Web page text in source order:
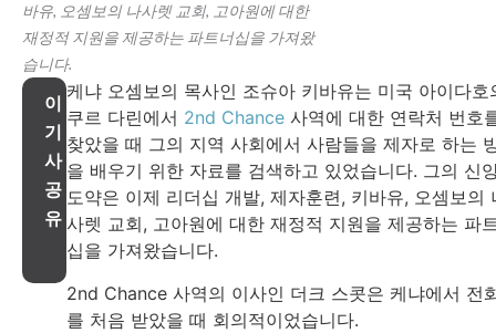
바유, 오셈보의 나사렛 교회, 고아원에 대한
재정적 지원을 제공하는 파트너십을 가져왔
습니다.
이
기
사
공
유
케냐 오셈보의 목사인 조슈아 키바유는 미국 아이다호
쿠르 다린에서 2nd Chance 사역에 대한 연락처 번호
찾았을 때 그의 지역 사회에서 사람들을 제자로 하는
을 배우기 위한 자료를 검색하고 있었습니다. 그의 신
도약은 이제 리더십 개발, 제자훈련, 키바유, 오셈보의
사렛 교회, 고아원에 대한 재정적 지원을 제공하는 파
십을 가져왔습니다.
2nd Chance 사역의 이사인 더크 스콧은 케냐에서 전
를 처음 받았을 때 회의적이었습니다.